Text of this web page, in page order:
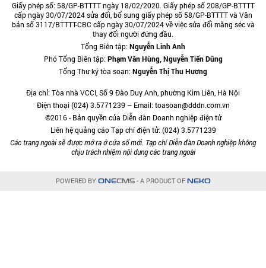
Giấy phép số: 58/GP-BTTTT ngày 18/02/2020. Giấy phép số 208/GP-BTTTT
cấp ngày 30/07/2024 sửa đổi, bổ sung giấy phép số 58/GP-BTTTT và Văn
bản số 3117/BTTTT-CBC cấp ngày 30/07/2024 về việc sửa đổi măng séc và
thay đổi người đứng đầu.
Tổng Biên tập:Nguyễn Linh Anh
Phó Tổng Biên tập:Phạm Văn Hùng, Nguyễn Tiến Dũng
Tổng Thư ký tòa soạn:Nguyễn Thị Thu Hương
Địa chỉ: Tòa nhà VCCI, Số 9 Đào Duy Anh, phường Kim Liên, Hà Nội
Điện thoại (024) 3.5771239 – Email: toasoan@dddn.com.vn
©2016 - Bản quyền của Diễn đàn Doanh nghiệp điện tử
Liên hệ quảng cáo Tạp chí điện tử: (024) 3.5771239
Các trang ngoài sẽ được mở ra ở cửa sổ mới. Tạp chí Diễn đàn Doanh nghiệp không
chịu trách nhiệm nội dung các trang ngoài
POWERED BY ONECMS- A PRODUCT OF NEKO